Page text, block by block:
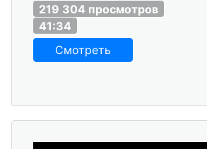
219 304 просмотров
41:34
Смотреть